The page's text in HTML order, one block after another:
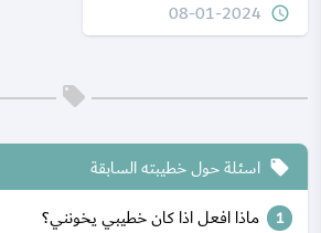
query_builder
08-01-2024
local_offer اسئلة حول خطيبته السابقة
ماذا افعل اذا كان خطيبي يخونني؟